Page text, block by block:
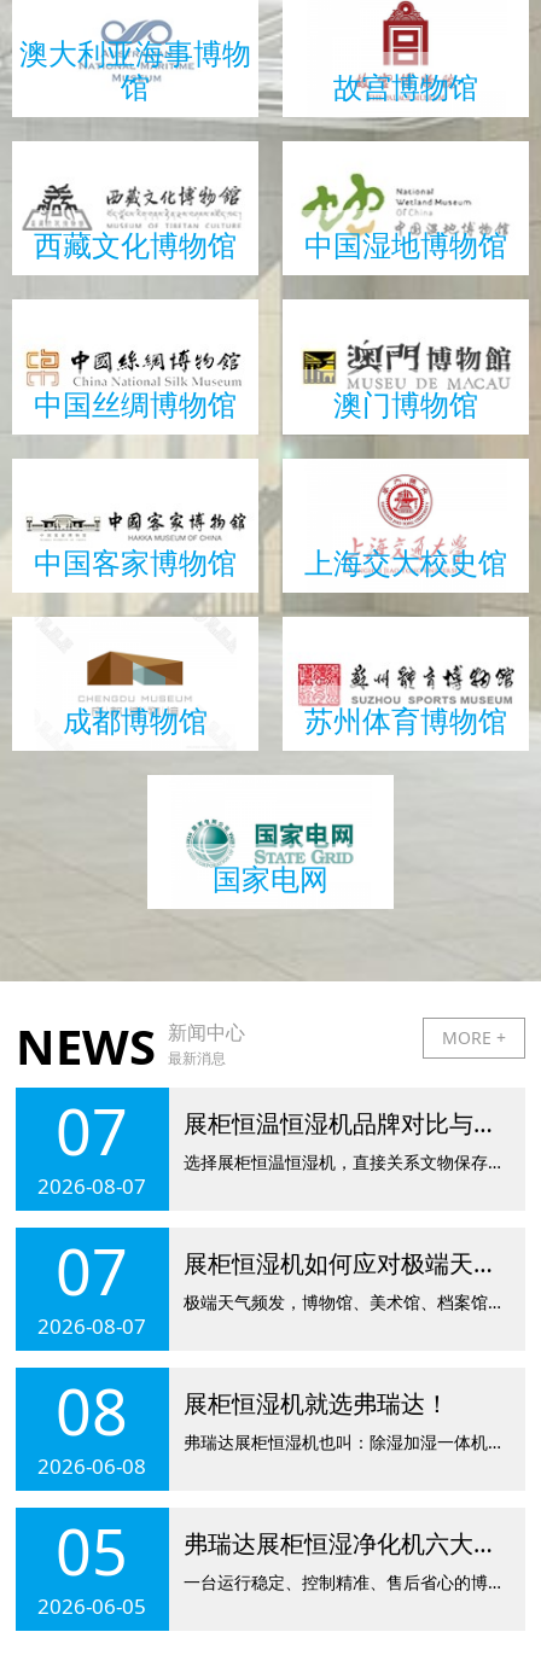
澳大利亚海事博物
馆
故宫博物馆
西藏文化博物馆 中国湿地博物馆
中国丝绸博物馆 澳门博物馆
中国客家博物馆 上海交大校史馆
成都博物馆 苏州体育博物馆
国家电网
NEWS 新闻中心
最新消息
MORE +
07
2026-08-07
展柜恒温恒湿机品牌对比与推荐
选择展柜恒温恒湿机，直接关系文物保存安全。目前市场品牌众多，性能、精度、稳定性差异明显，本文从专业角度对比并推荐适合文博场景的优质品牌。国际品牌技术成熟、精度高，但价格昂贵、售后周期长、配件成本高，更适合大型博物馆预算充足项目。国内品牌近年来技术提升明显，性价比更高、售后响应快，更符合国内场馆使用习惯。浙江弗瑞达作为国内专业展柜恒温恒湿机品牌，专注文博微环境控制，产品精度高、运行稳定、性价比突出，
07
2026-08-07
展柜恒湿机如何应对极端天气变化？
极端天气频发，博物馆、美术馆、档案馆展柜微环境极易出现湿度剧烈波动，直接威胁文物安全。浙江弗瑞达展柜恒湿机专为应对高温、高湿、骤冷、骤变天气设计，精准稳定柜内湿度，守护珍贵藏品。面对梅雨季、台风天等高湿天气，弗瑞达展柜恒湿机采用高效除湿模块，快速降低柜内湿度，避免纸张、纺织品、木器受潮发霉、变形。机器自带智能控湿系统，可将湿度稳定在 45%-60% 文物安全区间，杜绝反复凝露。在冬季干燥、北方供暖
08
2026-06-08
展柜恒湿机就选弗瑞达！
弗瑞达展柜恒湿机也叫：除湿加湿一体机。以卓越品质铸就文物安全防线。弗瑞达专注文博馆藏领域，以博物馆展柜特点及文物藏品需求研发。专业性更强，稳定性更好。弗瑞达恒湿机产品款式多，种类全，含半导体款和压缩机款，可满足从0.1立方到50立方各种款型展柜。弗瑞达展柜恒湿净化机是集成除湿加湿、除湿、净化、监测、自控于一体的一体化环境设备，区别于普通家用、工业除湿加湿设备，专为展柜狭小密闭空间优化设计，依托水蒸
05
2026-06-05
弗瑞达展柜恒湿净化机六大核心优势助力文物保护！
一台运行稳定、控制精准、售后省心的博物馆展柜除湿加湿调控设备，对博物馆藏品收藏而言，是至关重要的。十多年来，弗瑞达一直专注文博馆藏领域整体温湿智控技术与解决方案，尤其在博物馆展柜专用恒湿机智控领域，拥有较大产品优势，为文物长远收藏，提供了较好的技术护航！一、展柜专用控制系统，稳定运行更省心市面上多数博物馆展柜恒湿机厂家，采用普通除湿机改良系统，存在运行不稳定、精度偏差大、需人工加水排水等问题，更有